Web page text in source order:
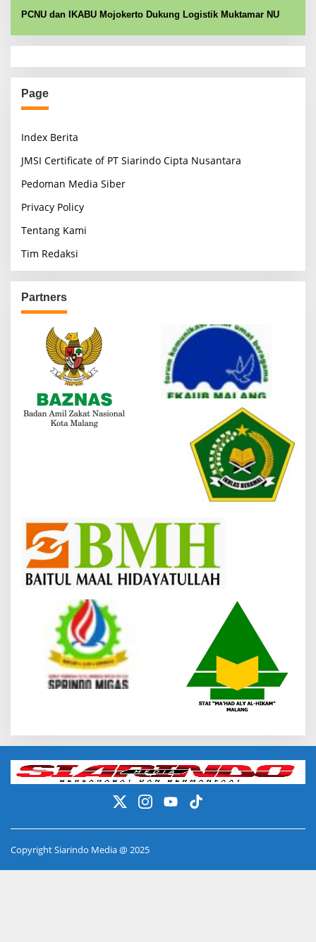
PCNU dan IKABU Mojokerto Dukung Logistik Muktamar NU
Page
Index Berita
JMSI Certificate of PT Siarindo Cipta Nusantara
Pedoman Media Siber
Privacy Policy
Tentang Kami
Tim Redaksi
Partners
Copyright Siarindo Media @ 2025